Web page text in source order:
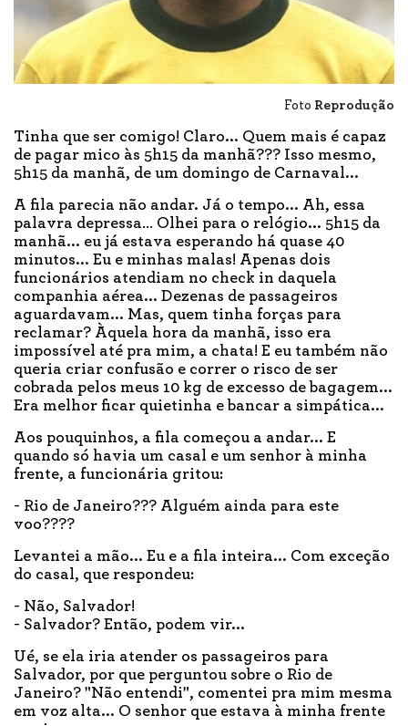
Foto Reprodução
Tinha que ser comigo! Claro... Quem mais é capaz
de pagar mico às 5h15 da manhã??? Isso mesmo,
5h15 da manhã, de um domingo de Carnaval...
A fila parecia não andar. Já o tempo... Ah, essa
palavra depressa… Olhei para o relógio... 5h15 da
manhã... eu já estava esperando há quase 40
minutos... Eu e minhas malas! Apenas dois
funcionários atendiam no check in daquela
companhia aérea... Dezenas de passageiros
aguardavam... Mas, quem tinha forças para
reclamar? Àquela hora da manhã, isso era
impossível até pra mim, a chata! E eu também não
queria criar confusão e correr o risco de ser
cobrada pelos meus 10 kg de excesso de bagagem...
Era melhor ficar quietinha e bancar a simpática...
Aos pouquinhos, a fila começou a andar... E
quando só havia um casal e um senhor à minha
frente, a funcionária gritou:
- Rio de Janeiro??? Alguém ainda para este
voo????
Levantei a mão... Eu e a fila inteira... Com exceção
do casal, que respondeu:
- Não, Salvador!
- Salvador? Então, podem vir...
Ué, se ela iria atender os passageiros para
Salvador, por que perguntou sobre o Rio de
Janeiro? "Não entendi", comentei pra mim mesma
em voz alta... O senhor que estava à minha frente